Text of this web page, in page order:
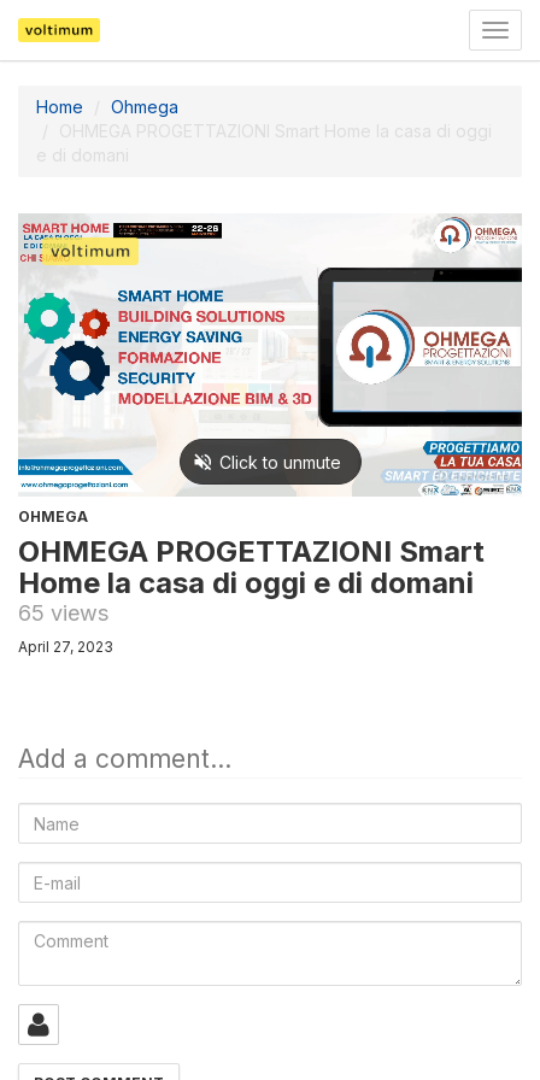
Home
Ohmega
OHMEGA PROGETTAZIONI Smart Home la casa di oggi
e di domani
OHMEGA
OHMEGA PROGETTAZIONI Smart
Home la casa di oggi e di domani
65 views
April 27, 2023
Add a comment...
Name
E-
mail
Comment